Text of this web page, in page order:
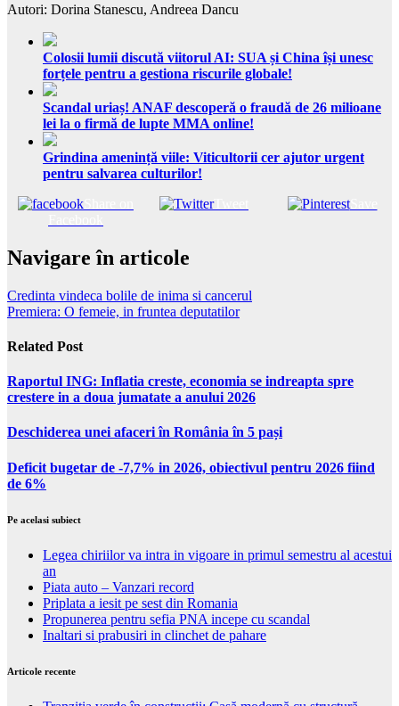
Autori: Dorina Stanescu, Andreea Dancu
Colosii lumii discută viitorul AI: SUA și China își unesc
forțele pentru a gestiona riscurile globale!
Scandal uriaș! ANAF descoperă o fraudă de 26 milioane
lei la o firmă de lupte MMA online!
Grindina amenință viile: Viticultorii cer ajutor urgent
pentru salvarea culturilor!
Tweet Save
Navigare în articole
Credinta vindeca bolile de inima si cancerul
Premiera: O femeie, in fruntea deputatilor
Related Post
Raportul ING: Inflatia creste, economia se indreapta spre
crestere in a doua jumatate a anului 2026
Deschiderea unei afaceri în România în 5 pași
Deficit bugetar de -7,7% in 2026, obiectivul pentru 2026 fiind
de 6%
Pe acelasi subiect
Legea chiriilor va intra in vigoare in primul semestru al acestui
an
Piata auto – Vanzari record
Priplata a iesit pe sest din Romania
Propunerea pentru sefia PNA incepe cu scandal
Inaltari si prabusiri in clinchet de pahare
Articole recente